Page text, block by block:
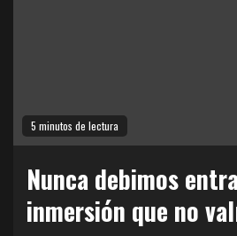
5 minutos de lectura
Nunca debimos
inmersión que no